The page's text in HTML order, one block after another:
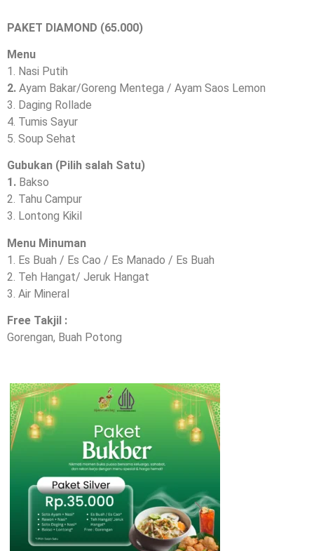
PAKET DIAMOND (65.000)
Menu
1. Nasi Putih
2. Ayam Bakar/Goreng Mentega / Ayam Saos Lemon
3. Daging Rollade
4. Tumis Sayur
5. Soup Sehat
Gubukan (Pilih salah Satu)
1. Bakso
2. Tahu Campur
3. Lontong Kikil
Menu Minuman
1. Es Buah / Es Cao / Es Manado / Es Buah
2. Teh Hangat/ Jeruk Hangat
3. Air Mineral
Free Takjil :
Gorengan, Buah Potong